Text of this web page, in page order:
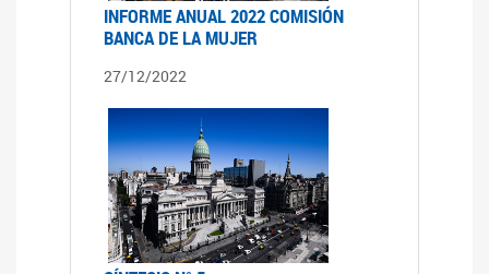
INFORME ANUAL 2022 COMISIÓN
BANCA DE LA MUJER
27/12/2022